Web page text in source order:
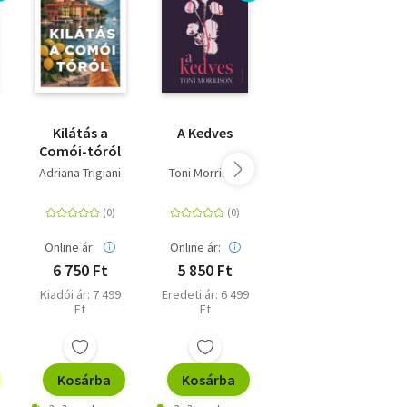
Kilátás a
Comói-tóról
Adriana Trigiani
Online ár:
6 750 Ft
Kiadói ár: 7 499
Ft
Kosárba
A Kedves
Toni Morrison
Online ár:
5 850 Ft
Eredeti ár: 6 499
Ft
Kosárba